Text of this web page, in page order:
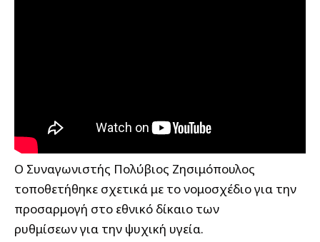
Ο Συναγωνιστής Πολύβιος Ζησιμόπουλος
τοποθετήθηκε σχετικά με το νομοσχέδιο για την
προσαρμογή στο εθνικό δίκαιο των
ρυθμίσεων για την ψυχική υγεία.